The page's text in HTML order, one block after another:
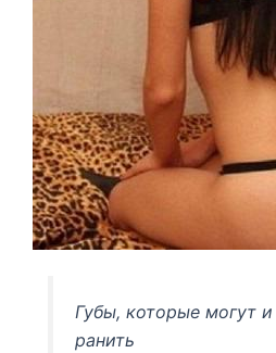
Губы, которые могут и
ранить